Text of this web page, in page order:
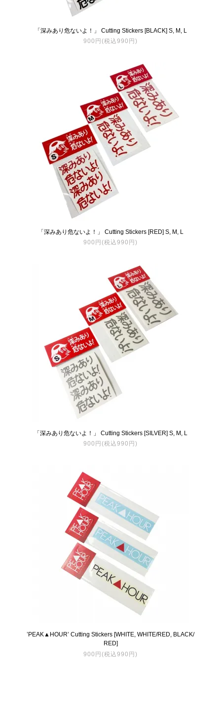
「深みあり危ないよ！」 Cutting Stickers [BLACK] S, M, L
900円(税込990円)
「深みあり危ないよ！」 Cutting Stickers [RED] S, M, L
900円(税込990円)
「深みあり危ないよ！」 Cutting Stickers [SILVER] S, M, L
900円(税込990円)
’PEAK▲HOUR’ Cutting Stickers [WHITE, WHITE/RED, BLACK/
RED]
900円(税込990円)